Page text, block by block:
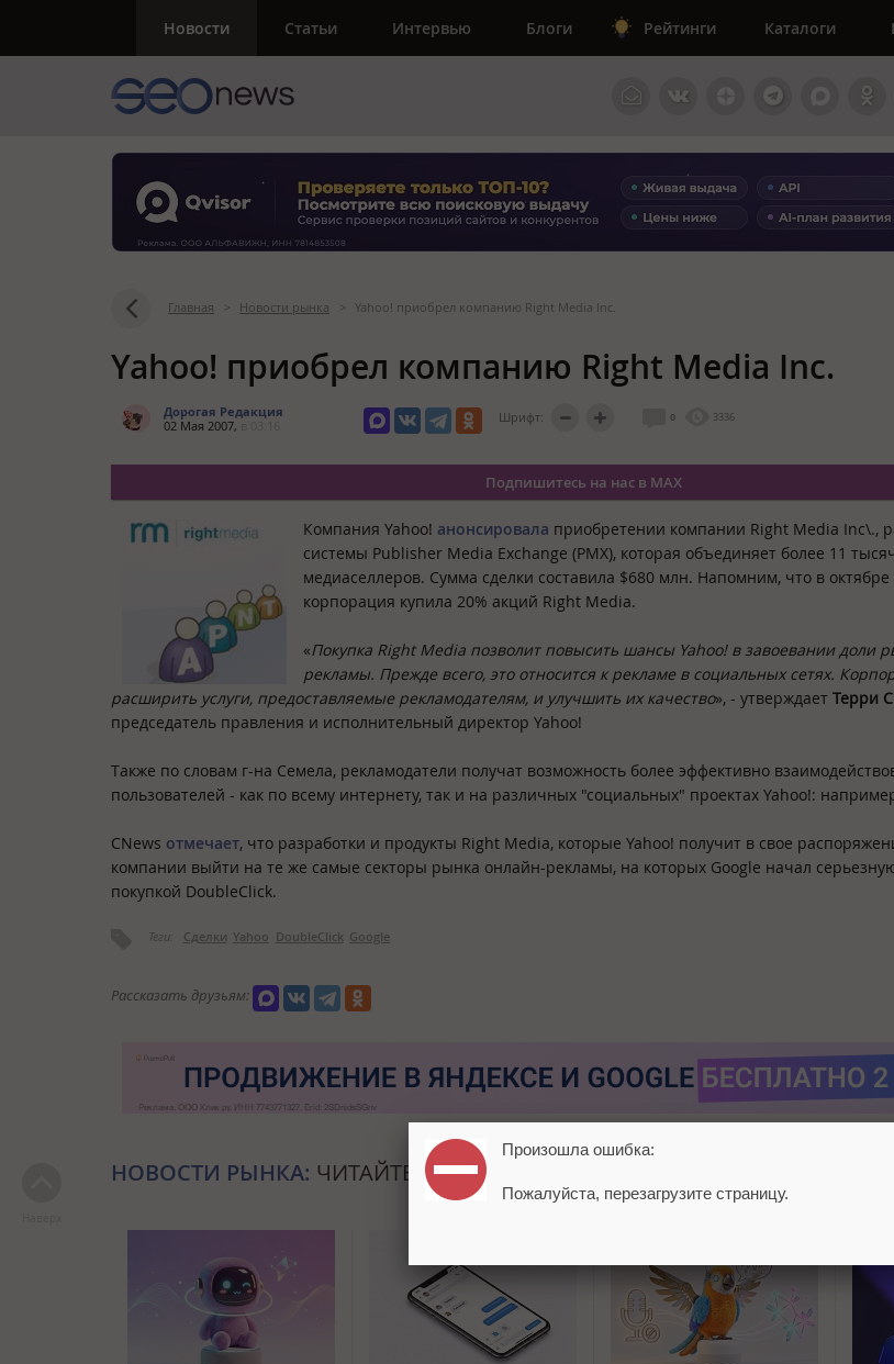
Новости Статьи Интервью Блоги Рейтинги Каталоги
Главная > Новости рынка > Yahoo! приобрел компанию Right Media Inc.
Yahoo! приобрел компанию Right Media Inc.
Дорогая Редакция
02 Мая 2007,
Шрифт: 0 3336
Подпишитесь на нас в MAX
Компания Yahoo! анонсировала приобретении компании Right Media Inc\.,
системы Publisher Media Exchange (PMX), которая объединяет более 11
медиаселлеров. Сумма сделки составила $680 млн. Напомним, что в октябре
корпорация купила 20% акций Right Media.
«Покупка Right Media позволит повысить шансы Yahoo! в завоевании доли
рекламы. Прежде всего, это относится к рекламе в социальных сетях.
расширить услуги, предоставляемые рекламодателям, и улучшить их качество», - утверждает Терри
председатель правления и исполнительный директор Yahoo!
Также по словам г-на Семела, рекламодатели получат возможность более эффективно
пользователей - как по всему интернету, так и на различных "социальных" проектах Yahoo!:
CNews отмечает, что разработки и продукты Right Media, которые Yahoo! получит в свое
компании выйти на те же самые секторы рынка онлайн-рекламы, на которых Google начал
покупкой DoubleClick.
Теги: Сделки Yahoo DoubleClick Google
Рассказать друзьям:
НОВОСТИ РЫНКА: ЧИТАЙТЕ ТАКЖЕ
Произошла ошибка:
Пожалуйста, перезагрузите страницу.